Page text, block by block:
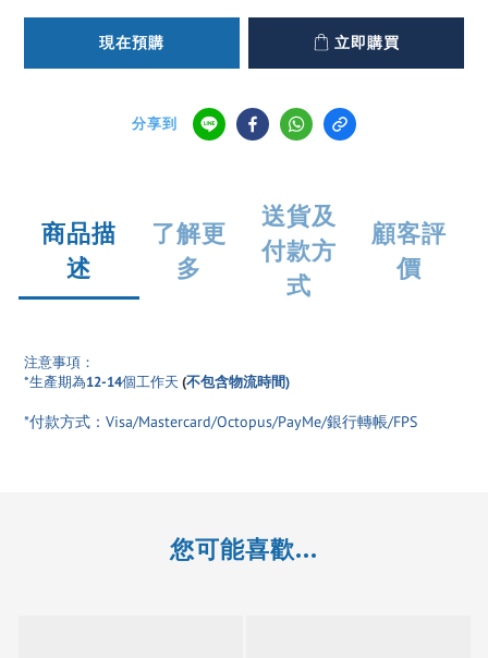
現在預購 立即購買
分享到
商品描
述
了解更
多
送貨及
付款方
式
顧客評
價
注意事項：
*生產期為12-14個工作天 (不包含物流時間)
*付款方式：Visa/Mastercard/Octopus/PayMe/銀行轉帳/FPS
您可能喜歡...